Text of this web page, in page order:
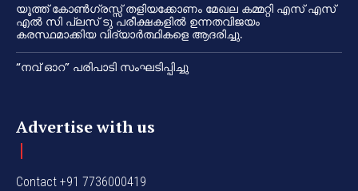
യൂത്ത് കോൺഗ്രസ്സ് തളിയക്കോണം മേഖല കമ്മറ്റി എസ് എസ്
എൽ സി പ്ലസ് ടു പരീക്ഷകളിൽ ഉന്നതവിജയം
കരസ്ഥമാക്കിയ വിദ്യാർത്ഥികളെ ആദരിച്ചു.
“നവ് ഓറ” പരിപാടി സംഘടിപ്പിച്ചു
Advertise with us
Contact +91 7736000419